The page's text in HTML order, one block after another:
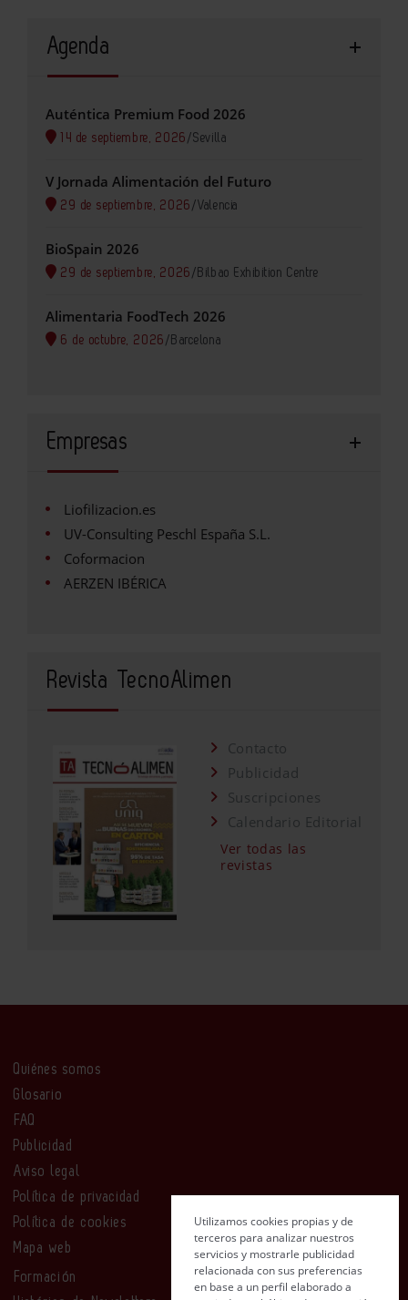
Agenda
Auténtica Premium Food 2026
14 de septiembre, 2026 /Sevilla
V Jornada Alimentación del Futuro
29 de septiembre, 2026 /Valencia
BioSpain 2026
29 de septiembre, 2026 / Bilbao Exhibition Centre
Alimentaria FoodTech 2026
6 de octubre, 2026 / Barcelona
Empresas
Liofilizacion.es
UV-Consulting Peschl España S.L.
Coformacion
AERZEN IBÉRICA
Revista TecnoAlimen
Contacto
Publicidad
Suscripciones
Calendario Editorial
Ver todas las
revistas
Quiénes somos
Glosario
FAQ
Publicidad
Aviso legal
Política de privacidad
Política de cookies
Mapa web
Formación
Utilizamos cookies propias y de
terceros para analizar nuestros
servicios y mostrarle publicidad
relacionada con sus preferencias
en base a un perfil elaborado a